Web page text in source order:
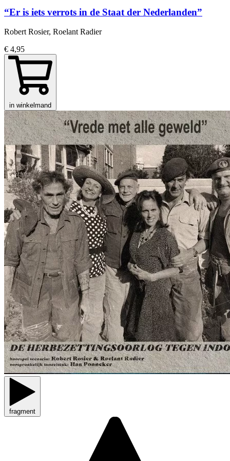
“Er is iets verrots in de Staat der Nederlanden”
Robert Rosier, Roelant Radier
€ 4,95
in winkelmand
fragment